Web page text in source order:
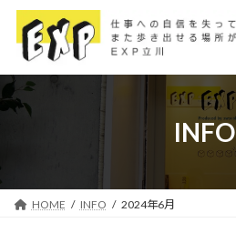
ツ
へ
シ
ョ
INFO
HOME INFO 2024年6月